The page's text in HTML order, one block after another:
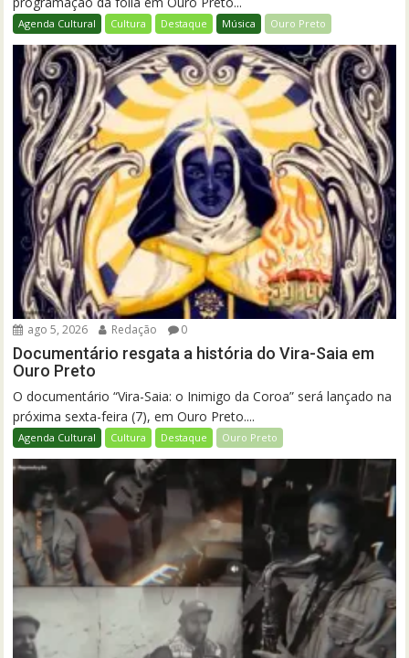
Agenda Cultural Cultura Destaque Música Ouro Preto
ago 5, 2026 Redação 0
Documentário resgata a história do Vira-Saia em
Ouro Preto
O documentário “Vira-Saia: o Inimigo da Coroa” será lançado na
próxima sexta-feira (7), em Ouro Preto....
Agenda Cultural Cultura Destaque Ouro Preto